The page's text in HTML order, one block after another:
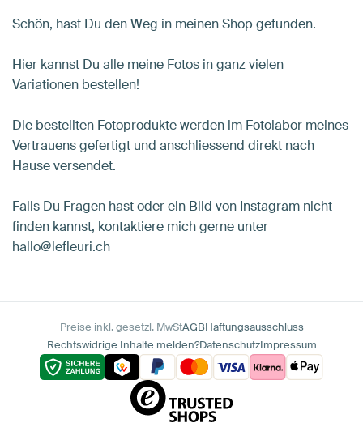
Schön, hast Du den Weg in meinen Shop gefunden.
Hier kannst Du alle meine Fotos in ganz vielen
Variationen bestellen!
Die bestellten Fotoprodukte werden im Fotolabor meines
Vertrauens gefertigt und anschliessend direkt nach
Hause versendet.
Falls Du Fragen hast oder ein Bild von Instagram nicht
finden kannst, kontaktiere mich gerne unter
hallo@lefleuri.ch
Preise inkl. gesetzl. MwStAGBHaftungsausschluss
Rechtswidrige Inhalte melden?DatenschutzImpressum